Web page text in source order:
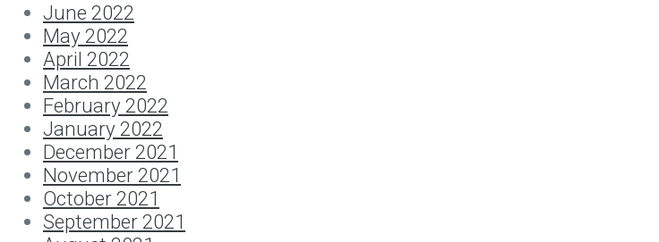
June 2022
May 2022
April 2022
March 2022
February 2022
January 2022
December 2021
November 2021
October 2021
September 2021